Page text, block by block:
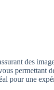
des
permettant
pour une